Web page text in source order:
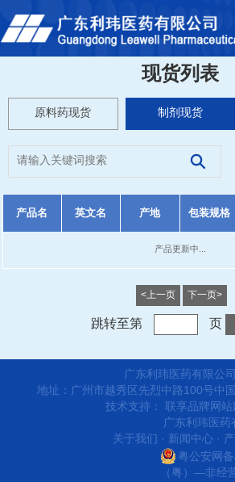
现货列表
原料药现货 制剂现货
产品名 英文名 产地 包装规格
产品更新中...
<上一页 下一页>
跳转至第 页
广东利玮医药有限公司
地址：广州市越秀区先烈中路100号中
技术支持： 联享品牌网站
广东利玮医药
关于我们 · 新闻中心 ·
粤公安网
（粤）—非